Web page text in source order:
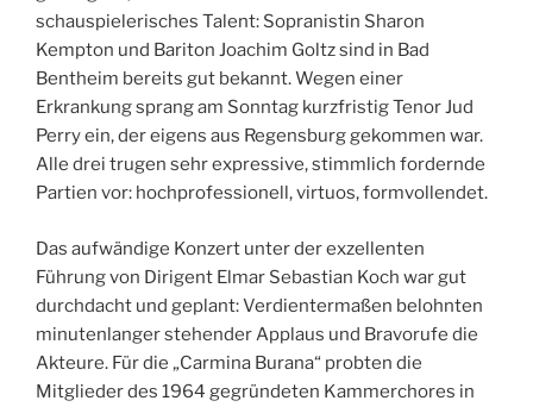
schauspielerisches Talent: Sopranistin Sharon
Kempton und Bariton Joachim Goltz sind in Bad
Bentheim bereits gut bekannt. Wegen einer
Erkrankung sprang am Sonntag kurzfristig Tenor Jud
Perry ein, der eigens aus Regensburg gekommen war.
Alle drei trugen sehr expressive, stimmlich fordernde
Partien vor: hochprofessionell, virtuos, formvollendet.
Das aufwändige Konzert unter der exzellenten
Führung von Dirigent Elmar Sebastian Koch war gut
durchdacht und geplant: Verdientermaßen belohnten
minutenlanger stehender Applaus und Bravorufe die
Akteure. Für die „Carmina Burana“ probten die
Mitglieder des 1964 gegründeten Kammerchores in